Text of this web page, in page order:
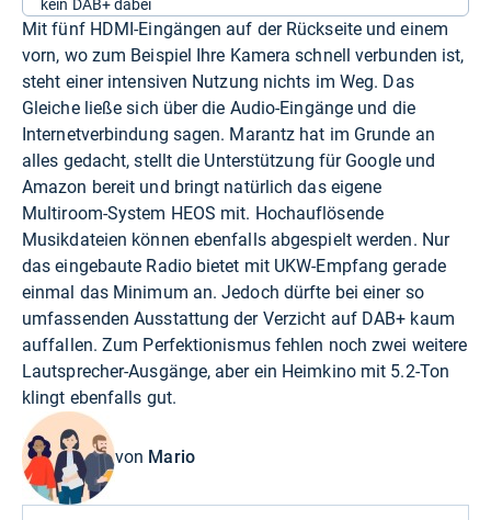
kein DAB+ dabei
Mit fünf HDMI-Eingängen auf der Rückseite und einem
vorn, wo zum Beispiel Ihre Kamera schnell verbunden ist,
steht einer intensiven Nutzung nichts im Weg. Das
Gleiche ließe sich über die Audio-Eingänge und die
Internetverbindung sagen. Marantz hat im Grunde an
alles gedacht, stellt die Unterstützung für Google und
Amazon bereit und bringt natürlich das eigene
Multiroom-System HEOS mit. Hochauflösende
Musikdateien können ebenfalls abgespielt werden. Nur
das eingebaute Radio bietet mit UKW-Empfang gerade
einmal das Minimum an. Jedoch dürfte bei einer so
umfassenden Ausstattung der Verzicht auf DAB+ kaum
auffallen. Zum Perfektionismus fehlen noch zwei weitere
Lautsprecher-Ausgänge, aber ein Heimkino mit 5.2-Ton
klingt ebenfalls gut.
von Mario